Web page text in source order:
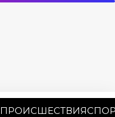
ПРОИСШЕСТВИЯ